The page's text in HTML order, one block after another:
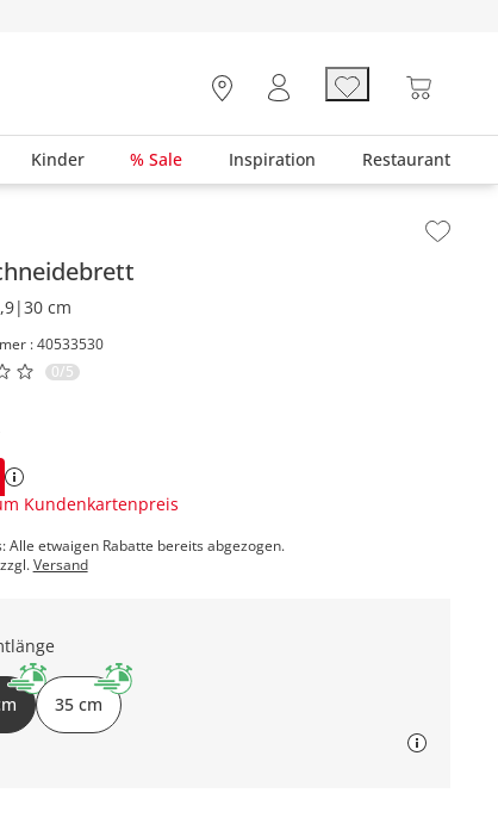
Kinder % Sale Inspiration Restaurant
überspringen - Zum Seitenende
cm
: 40533530
0/5
Kundenkartenpreis
Alle etwaigen Rabatte bereits abgezogen.
Versand
35 cm